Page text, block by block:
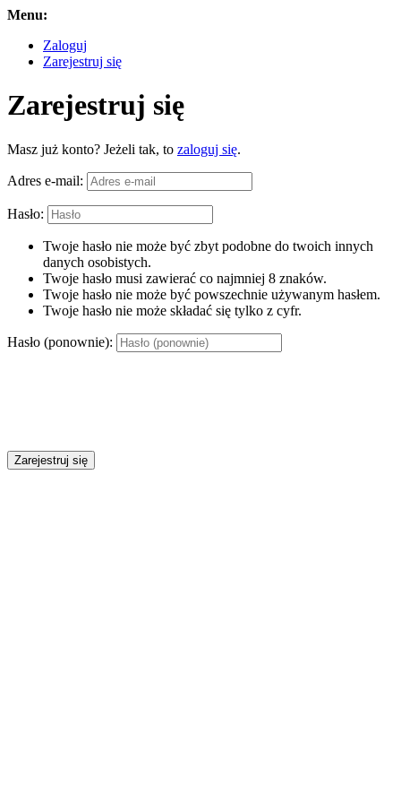
Menu:
Zaloguj
Zarejestruj się
Zarejestruj się
Masz już konto? Jeżeli tak, to zaloguj się.
Adres e-mail:
Hasło:
Twoje hasło nie może być zbyt podobne do twoich innych
danych osobistych.
Twoje hasło musi zawierać co najmniej 8 znaków.
Twoje hasło nie może być powszechnie używanym hasłem.
Twoje hasło nie może składać się tylko z cyfr.
Hasło (ponownie):
Zarejestruj się